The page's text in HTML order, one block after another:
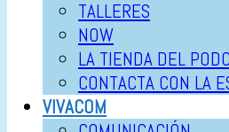
TALLERES
NOW
LA TIENDA DEL
CONTACTA CON LA
VIVACOM